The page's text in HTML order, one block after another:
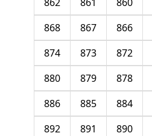
866
867
868
872
873
874
878
879
880
884
885
886
890
891
892